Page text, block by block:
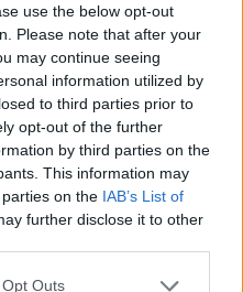
use the below opt-out
Please note that after your
may continue seeing
information utilized by
to third parties prior to
opt-out of the further
by third parties on the
This information may
on the IAB’s List of
further disclose it to other
Outs
(HPV).
βήμα στην
από τον HPV
που μπορεί
όπως ο
της μήτρας, των